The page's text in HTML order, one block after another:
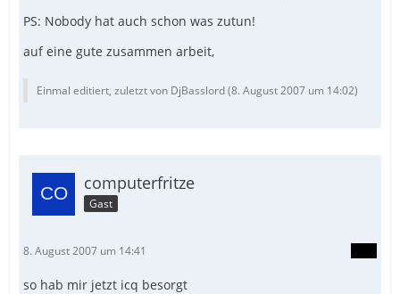
PS: Nobody hat auch schon was zutun!
auf eine gute zusammen arbeit,
Einmal editiert, zuletzt von DjBasslord (8. August 2007 um 14:02)
computerfritze
Gast
8. August 2007 um 14:41
so hab mir jetzt icq besorgt